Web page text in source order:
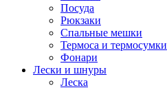
Посуда
Рюкзаки
Спальные мешки
Термоса и термосумки
Фонари
Лески и шнуры
Леска